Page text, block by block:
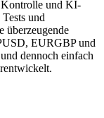
Kontrolle und KI-
und
überzeugende
EURGBP und
dennoch einfach